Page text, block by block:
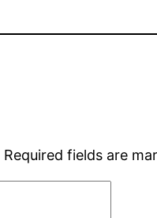
Required fields are